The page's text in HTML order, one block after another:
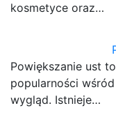
kosmetyce oraz…
Powiększanie ust
popularności
wygląd. Istnieje…